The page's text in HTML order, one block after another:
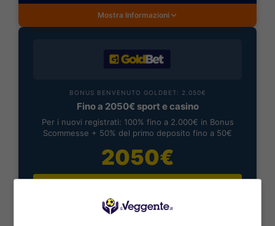
Mostra Informazioni
BONUS BENVENUTO GOLDBET: 2.050€
Fino a 2050€ sport e casino
Per i nuovi registrati: 100% fino a 2.000€ in Bonus
Scommesse + 50% del primo deposito fino a 50€
2050€